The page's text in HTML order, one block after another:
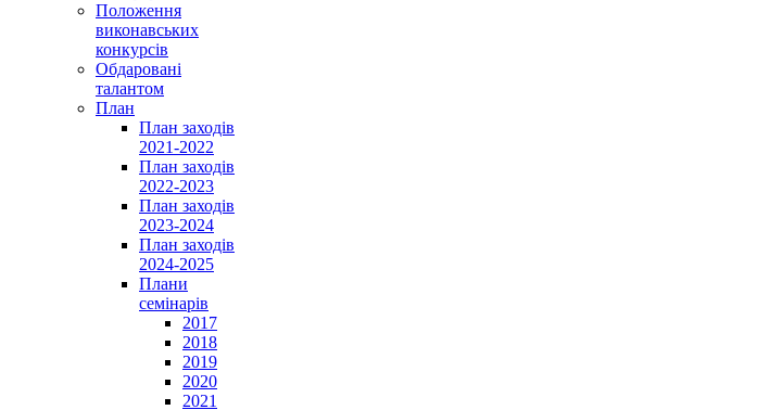
Положення
виконавських
конкурсів
Обдаровані
талантом
План
План заходів
2021-2022
План заходів
2022-2023
План заходів
2023-2024
План заходів
2024-2025
Плани
семінарів
2017
2018
2019
2020
2021